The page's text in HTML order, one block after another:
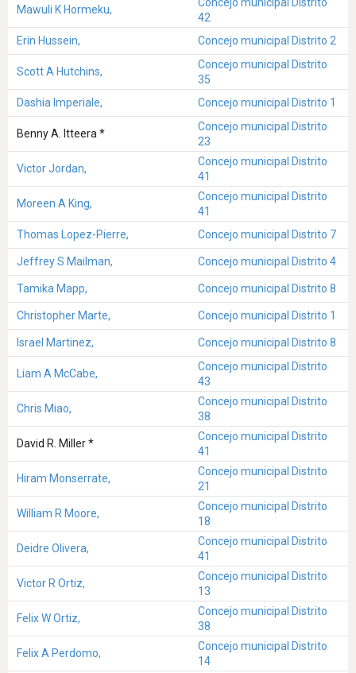
Mawuli K Hormeku,
42
Erin Hussein,
Concejo municipal Distrito 2
Scott A Hutchins,
Concejo municipal Distrito
35
Dashia Imperiale,
Concejo municipal Distrito 1
Benny A. Itteera *
Concejo municipal Distrito
23
Victor Jordan,
Concejo municipal Distrito
41
Moreen A King,
Concejo municipal Distrito
41
Thomas Lopez-Pierre,
Concejo municipal Distrito 7
Jeffrey S Mailman, Concejo municipal Distrito 4
Tamika Mapp, Concejo municipal Distrito 8
Christopher Marte, Concejo municipal Distrito 1
Israel Martinez, Concejo municipal Distrito 8
Liam A McCabe,
Concejo municipal Distrito
43
Chris Miao,
Concejo municipal Distrito
38
David R. Miller *
Concejo municipal Distrito
41
Hiram Monserrate,
Concejo municipal Distrito
21
William R Moore,
Concejo municipal Distrito
18
Deidre Olivera,
Concejo municipal Distrito
41
Victor R Ortiz,
Concejo municipal Distrito
13
Felix W Ortiz,
Concejo municipal Distrito
38
Felix A Perdomo,
Concejo municipal Distrito
14